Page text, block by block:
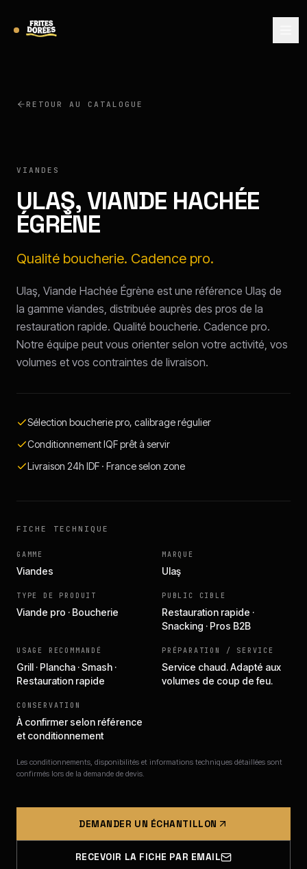
RETOUR AU CATALOGUE
VIANDES
ULAŞ, VIANDE HACHÉE
ÉGRÈNE
Qualité boucherie. Cadence pro.
Ulaş, Viande Hachée Égrène est une référence Ulaş de
la gamme viandes, distribuée auprès des pros de la
restauration rapide. Qualité boucherie. Cadence pro.
Notre équipe peut vous orienter selon votre activité, vos
volumes et vos contraintes de livraison.
Sélection boucherie pro, calibrage régulier
Conditionnement IQF prêt à servir
Livraison 24h IDF · France selon zone
FICHE TECHNIQUE
GAMME
Viandes
MARQUE
Ulaş
TYPE DE PRODUIT
Viande pro · Boucherie
PUBLIC CIBLE
Restauration rapide ·
Snacking · Pros B2B
USAGE RECOMMANDÉ
Grill · Plancha · Smash ·
Restauration rapide
PRÉPARATION / SERVICE
Service chaud. Adapté aux
volumes de coup de feu.
CONSERVATION
À confirmer selon référence
et conditionnement
Les conditionnements, disponibilités et informations techniques détaillées sont
confirmés lors de la demande de devis.
DEMANDER UN ÉCHANTILLON
RECEVOIR LA FICHE PAR EMAIL